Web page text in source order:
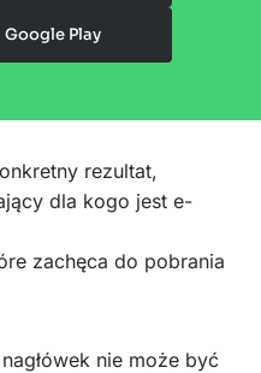
Google Play
rezultat,
dla kogo jest e-
zachęca do pobrania
nie może być